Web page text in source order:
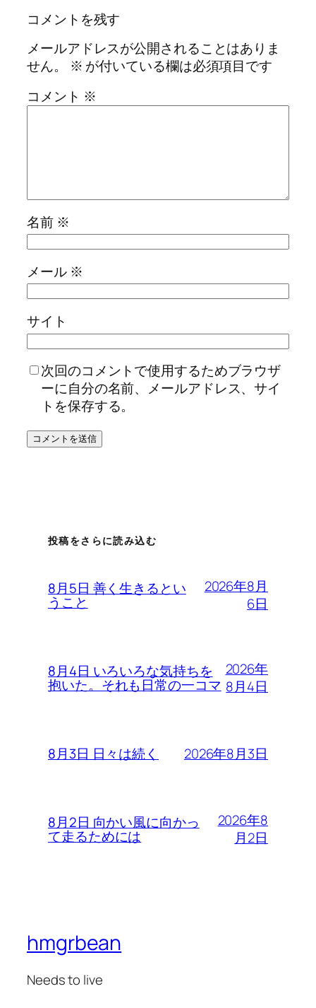
コメントを残す
メールアドレスが公開されることはありま
せん。
※ が付いている欄は必須項目です
コメント ※
名前 ※
メール ※
サイト
次回のコメントで使用するためブラウザ
ーに自分の名前、メールアドレス、サイ
トを保存する。
投稿をさらに読み込む
8月5日 善く生きるとい
うこと
2026年8月
6日
8月4日 いろいろな気持ちを
抱いた。それも日常の一コマ
2026年
8月4日
8月3日 日々は続く 2026年8月3日
8月2日 向かい風に向かっ
て走るためには
2026年8
月2日
hmgrbean
Needs to live